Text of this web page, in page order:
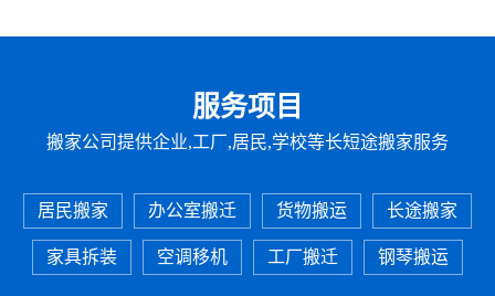
服务项目
搬家公司提供企业,工厂,居民,学校等长短途搬家服务
居民搬家 办公室搬迁 货物搬运 长途搬家
家具拆装 空调移机 工厂搬迁 钢琴搬运